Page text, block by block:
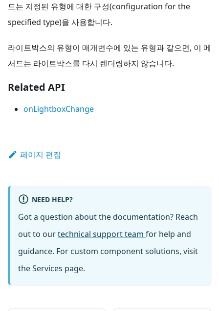
드는 지정된 유형에 대한 구성(configuration for the
specified type)을 사용합니다.
라이트박스의 유형이 매개변수에 있는 유형과 같으면, 이 메
서드는 라이트박스를 다시 렌더링하지 않습니다.
Related API
onLightboxChange
페이지 편집
NEED HELP?
Got a question about the documentation? Reach
out to ourtechnical support team for help and
guidance. For custom component solutions, visit
theServices page.